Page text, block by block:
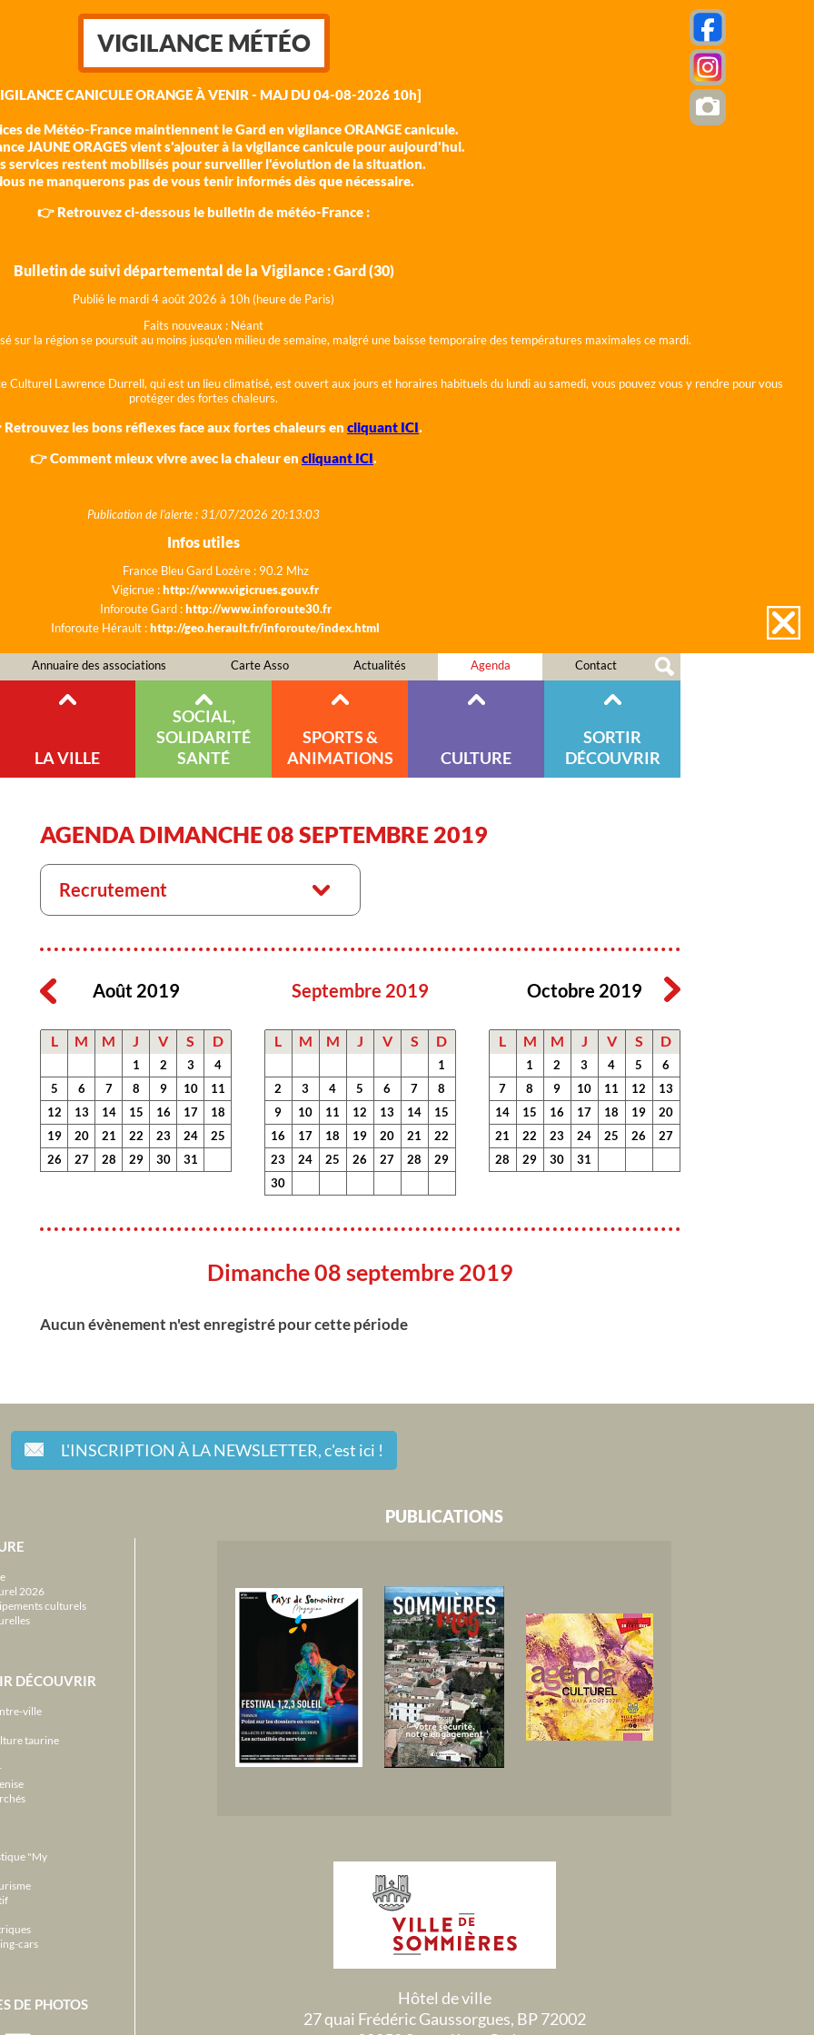
VIGILANCE MÉTÉO
CANICULE ORANGE À VENIR - MAJ DU 04-08-2026 10h]
de Météo-France maintiennent le Gard en vigilance ORANGE canicule.
JAUNE ORAGES vient s'ajouter à la vigilance canicule pour aujourd'hui.
services restent mobilisés pour surveiller l'évolution de la situation.
ne manquerons pas de vous tenir informés dès que nécessaire.
👉 Retrouvez ci-dessous le bulletin de météo-France :
Bulletin de suivi départemental de la Vigilance : Gard (30)
Publié le mardi 4 août 2026 à 10h (heure de Paris)
Faits nouveaux : Néant
sur la région se poursuit au moins jusqu'en milieu de semaine, malgré une baisse temporaire des températures maximales ce mardi.
Lawrence Durrell, qui est un lieu climatisé, est ouvert aux jours et horaires habituels du lundi au samedi, vous pouvez vous y rendre pour vous
protéger des fortes chaleurs.
les bons réflexes face aux fortes chaleurs en cliquant ICI.
👉 Comment mieux vivre avec la chaleur en cliquant ICI.
Publication de l'alerte : 31/07/2026 20:13:03
Infos utiles
France Bleu Gard Lozère : 90.2 Mhz
Vigicrue :http://www.vigicrues.gouv.fr
Inforoute Gard :http://www.inforoute30.fr
Inforoute Hérault :http://geo.herault.fr/inforoute/index.html
Annuaire des associations Carte Asso Actualités Agenda Contact
LA VILLE
SOCIAL,
SOLIDARITÉ
SANTÉ
SPORTS &
ANIMATIONS
CULTURE
SORTIR
DÉCOUVRIR
AGENDA DIMANCHE 08 SEPTEMBRE 2019
Recrutement
Août 2019
L M M J V S D
1 2 3
4
5
6 7 8 9 10
11
12
13 14 15 16 17
18
19
20 21 22 23 24
25
26
27 28 29 30 31
Septembre 2019
L M M J V S D
1
2
3 4 5 6 7
8
9
10 11 12 13 14
15
16
17 18 19 20 21
22
23
24 25 26 27 28
29
30
Octobre 2019
L M M J V S D
1 2 3 4 5
6
7
8 9 10 11 12
13
14
15 16 17 18 19
20
21
22 23 24 25 26
27
28
29 30 31
Dimanche 08 septembre 2019
Aucun évènement n'est enregistré pour cette période
L'INSCRIPTION À LA NEWSLETTER,c'est ici !
2026
culturels
DÉCOUVRIR
ville
taurine
"My
cars
DE PHOTOS
PUBLICATIONS
Hôtel de ville
27 quai Frédéric Gaussorgues, BP 72002